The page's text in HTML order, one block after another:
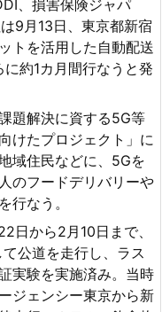
、損害保険ジャパ
9月13日、東京都新宿
トを活用した自動配送
約1カ月間行なうと発
題解決に資する5G等
けたプロジェクト」に
域住民などに、5Gを
のフードデリバリーや
行なう。
日から2月10日まで、
公道を走行し、ラス
実験を実施済み。当時
ジェンシー東京から新